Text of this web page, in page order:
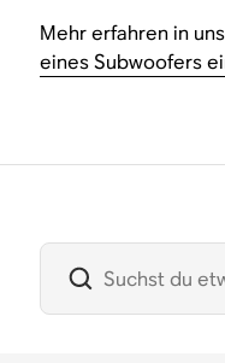
Mehr erfahren in
eines Subwoofers